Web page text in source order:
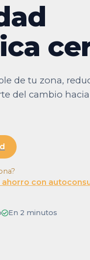
de tu zona,
del cambio
ahorro con
En 2 minutos